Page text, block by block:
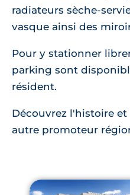
radiateurs sèche-
vasque ainsi des
Pour y stationner
parking sont
résident.
Découvrez l'histoire
autre promoteur